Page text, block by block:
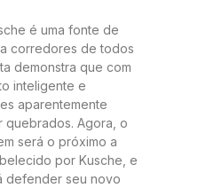
é uma fonte de
corredores de todos
demonstra que com
inteligente e
aparentemente
quebrados. Agora, o
será o próximo a
por Kusche, e
defender seu novo